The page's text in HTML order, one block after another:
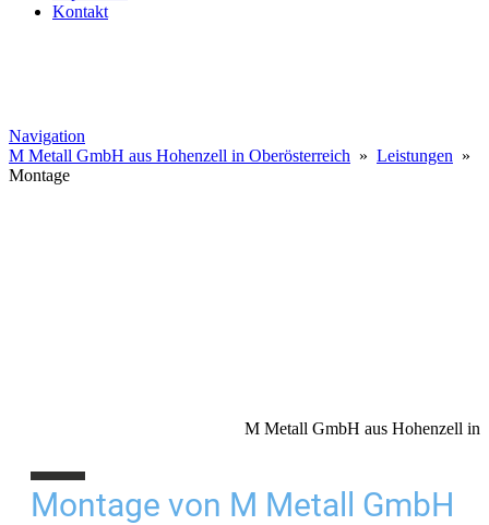
Kontakt
Navigation
M Metall GmbH aus Hohenzell in Oberösterreich » Leistungen »
Montage
M Metall GmbH aus Hohenzell in
Montage von M Metall GmbH